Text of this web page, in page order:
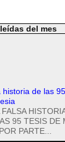
del mes
historia de las
95 TESIS DE
PARTE...